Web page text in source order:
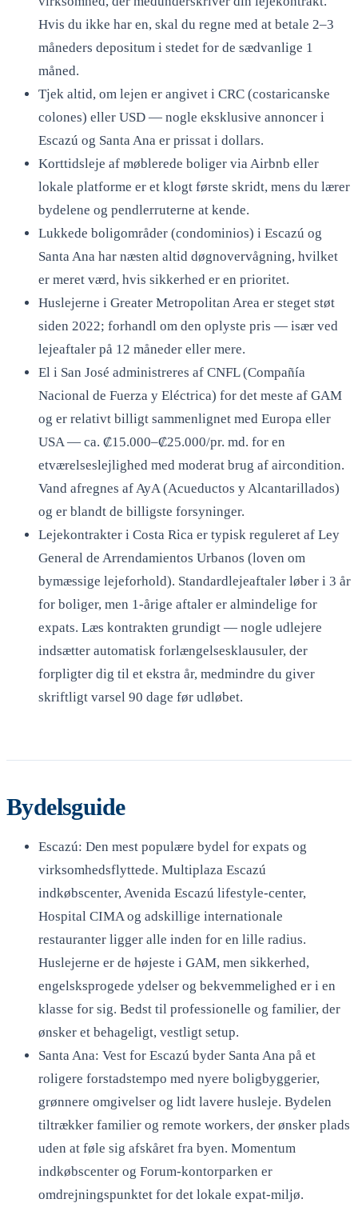
Hvis du ikke har en, skal du regne med at betale 2–3
måneders depositum i stedet for de sædvanlige 1
måned.
Tjek altid, om lejen er angivet i CRC (costaricanske
colones) eller USD — nogle eksklusive annoncer i
Escazú og Santa Ana er prissat i dollars.
Korttidsleje af møblerede boliger via Airbnb eller
lokale platforme er et klogt første skridt, mens du lærer
bydelene og pendlerruterne at kende.
Lukkede boligområder (condominios) i Escazú og
Santa Ana har næsten altid døgnovervågning, hvilket
er meret værd, hvis sikkerhed er en prioritet.
Huslejerne i Greater Metropolitan Area er steget støt
siden 2022; forhandl om den oplyste pris — især ved
lejeaftaler på 12 måneder eller mere.
El i San José administreres af CNFL (Compañía
Nacional de Fuerza y Eléctrica) for det meste af GAM
og er relativt billigt sammenlignet med Europa eller
USA — ca. ₡15.000–₡25.000/pr. md. for en
etværelseslejlighed med moderat brug af aircondition.
Vand afregnes af AyA (Acueductos y Alcantarillados)
og er blandt de billigste forsyninger.
Lejekontrakter i Costa Rica er typisk reguleret af Ley
General de Arrendamientos Urbanos (loven om
bymæssige lejeforhold). Standardlejeaftaler løber i 3 år
for boliger, men 1-årige aftaler er almindelige for
expats. Læs kontrakten grundigt — nogle udlejere
indsætter automatisk forlængelsesklausuler, der
forpligter dig til et ekstra år, medmindre du giver
skriftligt varsel 90 dage før udløbet.
Bydelsguide
Escazú: Den mest populære bydel for expats og
virksomhedsflyttede. Multiplaza Escazú
indkøbscenter, Avenida Escazú lifestyle-center,
Hospital CIMA og adskillige internationale
restauranter ligger alle inden for en lille radius.
Huslejerne er de højeste i GAM, men sikkerhed,
engelsksprogede ydelser og bekvemmelighed er i en
klasse for sig. Bedst til professionelle og familier, der
ønsker et behageligt, vestligt setup.
Santa Ana: Vest for Escazú byder Santa Ana på et
roligere forstadstempo med nyere boligbyggerier,
grønnere omgivelser og lidt lavere husleje. Bydelen
tiltrækker familier og remote workers, der ønsker plads
uden at føle sig afskåret fra byen. Momentum
indkøbscenter og Forum-kontorparken er
omdrejningspunktet for det lokale expat-miljø.